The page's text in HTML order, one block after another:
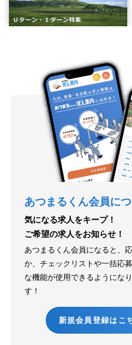
あつまるくん会員に
気になる求人をキープ！
ご希望の求人をお知らせ！
あつまるくん会員になると、
か、チェックリストや一括応
な機能が使用できるようにな
す！
新規会員登録はこ